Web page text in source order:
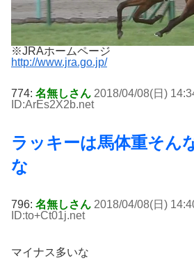
※JRAホームページ
http://www.jra.go.jp/
774: 名無しさん 2018/04/08(日)
ID:ArEs2X2b.net
ラッキーは馬体重そん
な
796: 名無しさん 2018/04/08(日)
ID:to+Ct01j.net
マイナス多いな